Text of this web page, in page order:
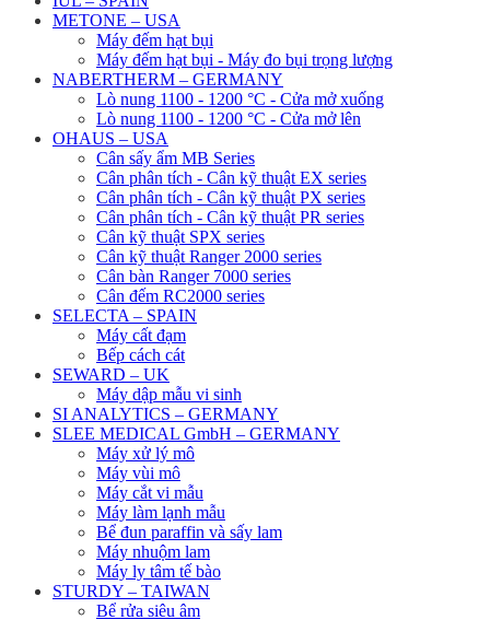
METONE – USA
Máy đếm hạt bụi
Máy đếm hạt bụi - Máy đo bụi trọng lượng
NABERTHERM – GERMANY
Lò nung 1100 - 1200 °C - Cửa mở xuống
Lò nung 1100 - 1200 °C - Cửa mở lên
OHAUS – USA
Cân sấy ẩm MB Series
Cân phân tích - Cân kỹ thuật EX series
Cân phân tích - Cân kỹ thuật PX series
Cân phân tích - Cân kỹ thuật PR series
Cân kỹ thuật SPX series
Cân kỹ thuật Ranger 2000 series
Cân bàn Ranger 7000 series
Cân đếm RC2000 series
SELECTA – SPAIN
Máy cất đạm
Bếp cách cát
SEWARD – UK
Máy dập mẫu vi sinh
SI ANALYTICS – GERMANY
SLEE MEDICAL GmbH – GERMANY
Máy xử lý mô
Máy vùi mô
Máy cắt vi mẫu
Máy làm lạnh mẫu
Bể đun paraffin và sấy lam
Máy nhuộm lam
Máy ly tâm tế bào
STURDY – TAIWAN
Bể rửa siêu âm